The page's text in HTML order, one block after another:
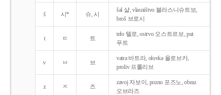
š 시* 슈, 시
šal 샬, vlasništvo 블라스니슈트보,
broš 브로시
t ㅌ 트
telo 텔로, ostrvo 오스트르보, put
푸트
v ㅂ 브
vatra 바트라, olovka 올로브카,
proliv 프롤리브
z ㅈ 즈
zavoj 자보이, pozno 포즈노, obraz
오브라즈